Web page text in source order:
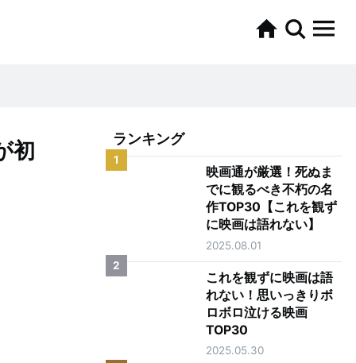
初
ランキング
1
映画通が厳選！死ぬま
でに観るべき不朽の名
作TOP30【これを観ず
に映画は語れない】
2025.08.01
2
これを観ずに映画は語
れない！思いっきりボ
ロボロ泣ける映画
TOP30
2025.05.30